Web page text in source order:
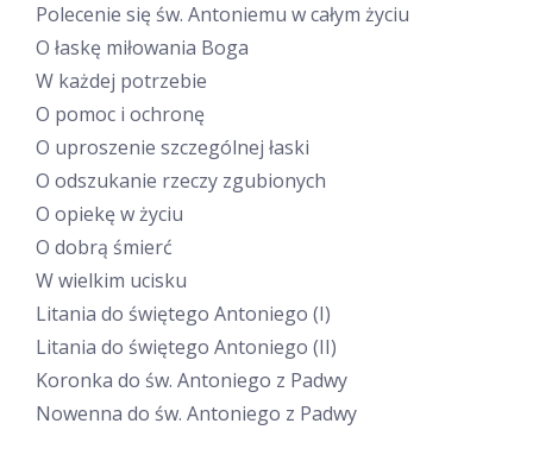
Polecenie się św. Antoniemu w całym życiu
O łaskę miłowania Boga
W każdej potrzebie
O pomoc i ochronę
O uproszenie szczególnej łaski
O odszukanie rzeczy zgubionych
O opiekę w życiu
O dobrą śmierć
W wielkim ucisku
Litania do świętego Antoniego (I)
Litania do świętego Antoniego (II)
Koronka do św. Antoniego z Padwy
Nowenna do św. Antoniego z Padwy